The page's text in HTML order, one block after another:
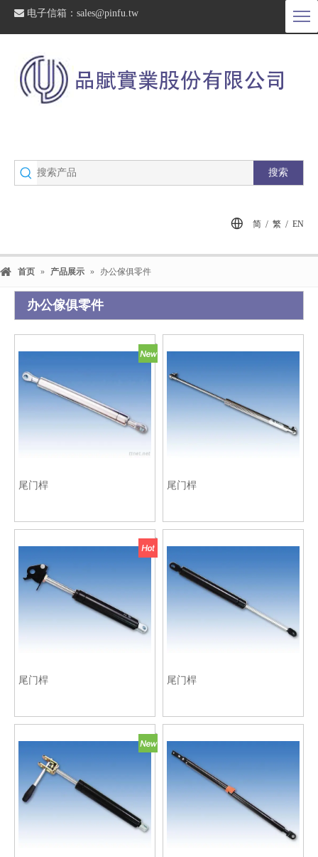
 电子信箱： sales@pinfu.tw
搜索
简 / 繁 / EN
首页 » 产品展示 » 办公傢俱零件
办公傢俱零件
尾门桿 尾门桿
尾门桿 尾门桿